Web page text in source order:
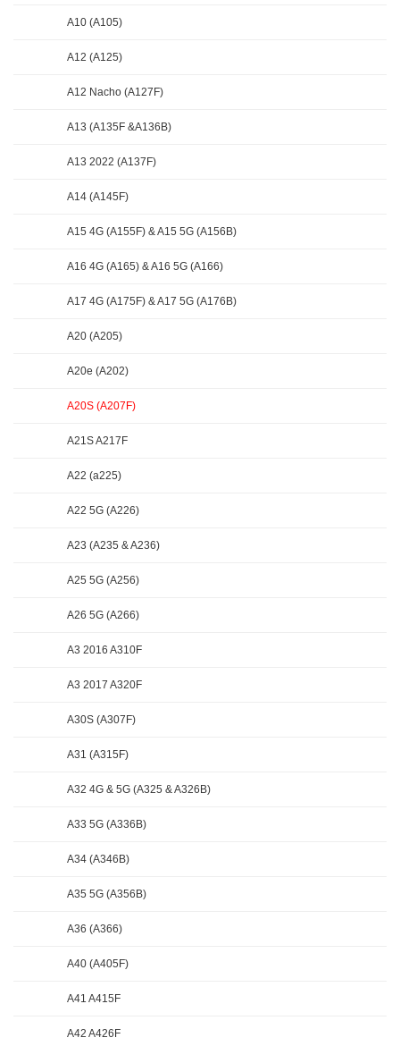
A10 (A105)
A12 (A125)
A12 Nacho (A127F)
A13 (A135F &A136B)
A13 2022 (A137F)
A14 (A145F)
A15 4G (A155F) & A15 5G (A156B)
A16 4G (A165) & A16 5G (A166)
A17 4G (A175F) & A17 5G (A176B)
A20 (A205)
A20e (A202)
A20S (A207F)
A21S A217F
A22 (a225)
A22 5G (A226)
A23 (A235 & A236)
A25 5G (A256)
A26 5G (A266)
A3 2016 A310F
A3 2017 A320F
A30S (A307F)
A31 (A315F)
A32 4G & 5G (A325 & A326B)
A33 5G (A336B)
A34 (A346B)
A35 5G (A356B)
A36 (A366)
A40 (A405F)
A41 A415F
A42 A426F